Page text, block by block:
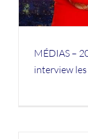
MÉDIAS –
interview